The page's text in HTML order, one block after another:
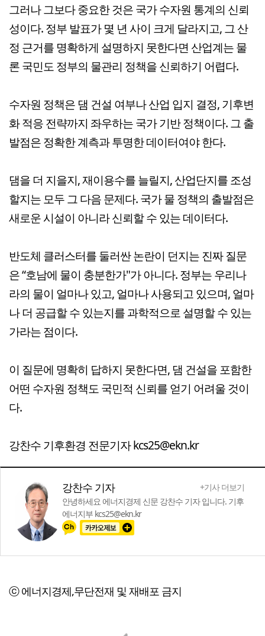
그러나 그보다 중요한 것은 국가 수자원 통계의 신뢰
성이다.정부 발표가 몇 년 사이 크게 달라지고, 그 산
정 근거를 명확하게 설명하지 못한다면 산업계는 물
론 국민도 정부의 물관리 정책을 신뢰하기 어렵다.
수자원 정책은 댐 건설 여부나 산업 입지 결정, 기후변
화 적응 전략까지 좌우하는 국가 기반 정책이다. 그 출
발점은 정확한 계측과 투명한 데이터여야 한다.
댐을 더 지을지, 재이용수를 늘릴지, 산업단지를 조성
할지는 모두 그 다음 문제다. 국가 물 정책의 출발점은
새로운 시설이 아니라 신뢰할 수 있는 데이터다.
반도체 클러스터를 둘러싼 논란이 던지는 진짜 질문
은 “호남에 물이 충분한가"가 아니다. 정부는 우리나
라의 물이 얼마나 있고, 얼마나 사용되고 있으며, 얼마
나 더 공급할 수 있는지를 과학적으로 설명할 수 있는
가라는 점이다.
이 질문에 명확히 답하지 못한다면, 댐 건설을 포함한
어떤 수자원 정책도 국민적 신뢰를 얻기 어려울 것이
다.
강찬수 기후환경 전문기자 kcs25@ekn.kr
강찬수 기자
+기사 더보기
안녕하세요 에너지경제 신문 강찬수 기자 입니다. 기후
에너지부 kcs25@ekn.kr
ⓒ 에너지경제,무단전재 및 재배포 금지